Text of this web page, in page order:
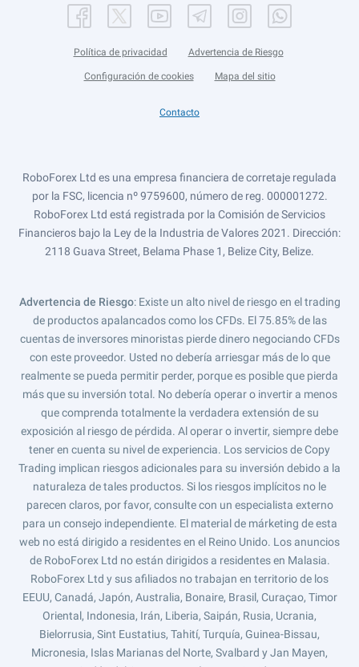
Política de privacidad Advertencia de Riesgo
Configuración de cookies Mapa del sitio
Contacto
RoboForex Ltd es una empresa financiera de corretaje regulada
por la FSC, licencia nº 9759600, número de reg. 000001272.
RoboForex Ltd está registrada por la Comisión de Servicios
Financieros bajo la Ley de la Industria de Valores 2021. Dirección:
2118 Guava Street, Belama Phase 1, Belize City, Belize.
Advertencia de Riesgo: Existe un alto nivel de riesgo en el trading
de productos apalancados como los CFDs. El 75.85% de las
cuentas de inversores minoristas pierde dinero negociando CFDs
con este proveedor. Usted no debería arriesgar más de lo que
realmente se pueda permitir perder, porque es posible que pierda
más que su inversión total. No debería operar o invertir a menos
que comprenda totalmente la verdadera extensión de su
exposición al riesgo de pérdida. Al operar o invertir, siempre debe
tener en cuenta su nivel de experiencia. Los servicios de Copy
Trading implican riesgos adicionales para su inversión debido a la
naturaleza de tales productos. Si los riesgos implícitos no le
parecen claros, por favor, consulte con un especialista externo
para un consejo independiente. El material de márketing de esta
web no está dirigido a residentes en el Reino Unido. Los anuncios
de RoboForex Ltd no están dirigidos a residentes en Malasia.
RoboForex Ltd y sus afiliados no trabajan en territorio de los
EEUU, Canadá, Japón, Australia, Bonaire, Brasil, Curaçao, Timor
Oriental, Indonesia, Irán, Liberia, Saipán, Rusia, Ucrania,
Bielorrusia, Sint Eustatius, Tahití, Turquía, Guinea-Bissau,
Micronesia, Islas Marianas del Norte, Svalbard y Jan Mayen,